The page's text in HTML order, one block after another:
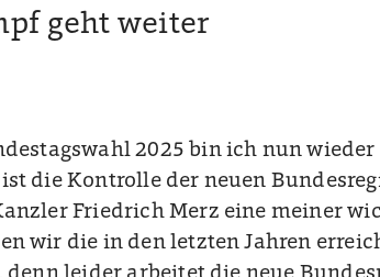
geht weiter
2025 bin ich nun
die Kontrolle der neuen
Friedrich Merz eine meiner
wir die in den letzten Jahren